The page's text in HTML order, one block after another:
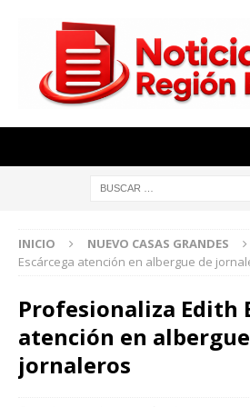
INICIO NUEVO CASAS GRANDES
Escárcega atención en albergue de
Profesionaliza Edith
atención en
jornaleros